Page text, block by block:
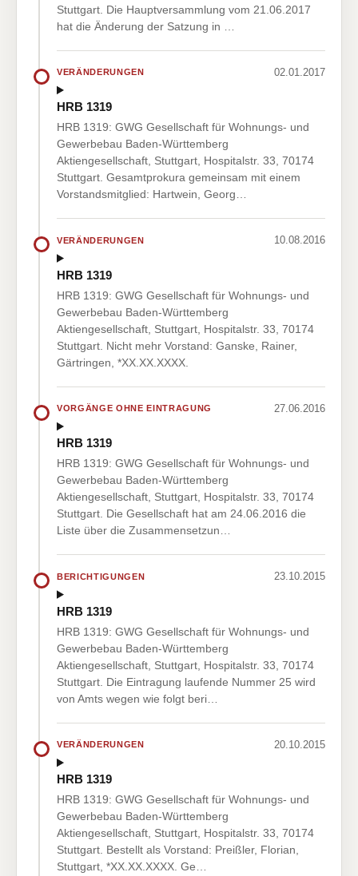
Stuttgart. Die Hauptversammlung vom 21.06.2017
hat die Änderung der Satzung in …
VERÄNDERUNGEN 02.01.2017
HRB 1319
HRB 1319: GWG Gesellschaft für Wohnungs- und
Gewerbebau Baden-Württemberg
Aktiengesellschaft, Stuttgart, Hospitalstr. 33, 70174
Stuttgart. Gesamtprokura gemeinsam mit einem
Vorstandsmitglied: Hartwein, Georg…
VERÄNDERUNGEN 10.08.2016
HRB 1319
HRB 1319: GWG Gesellschaft für Wohnungs- und
Gewerbebau Baden-Württemberg
Aktiengesellschaft, Stuttgart, Hospitalstr. 33, 70174
Stuttgart. Nicht mehr Vorstand: Ganske, Rainer,
Gärtringen, *XX.XX.XXXX.
VORGÄNGE OHNE EINTRAGUNG 27.06.2016
HRB 1319
HRB 1319: GWG Gesellschaft für Wohnungs- und
Gewerbebau Baden-Württemberg
Aktiengesellschaft, Stuttgart, Hospitalstr. 33, 70174
Stuttgart. Die Gesellschaft hat am 24.06.2016 die
Liste über die Zusammensetzun…
BERICHTIGUNGEN 23.10.2015
HRB 1319
HRB 1319: GWG Gesellschaft für Wohnungs- und
Gewerbebau Baden-Württemberg
Aktiengesellschaft, Stuttgart, Hospitalstr. 33, 70174
Stuttgart. Die Eintragung laufende Nummer 25 wird
von Amts wegen wie folgt beri…
VERÄNDERUNGEN 20.10.2015
HRB 1319
HRB 1319: GWG Gesellschaft für Wohnungs- und
Gewerbebau Baden-Württemberg
Aktiengesellschaft, Stuttgart, Hospitalstr. 33, 70174
Stuttgart. Bestellt als Vorstand: Preißler, Florian,
Stuttgart, *XX.XX.XXXX. Ge…